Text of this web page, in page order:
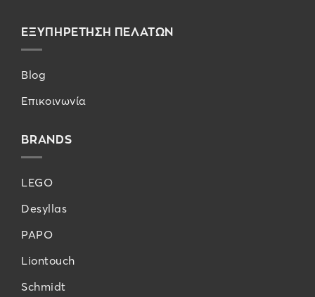
ΕΞΥΠΗΡΕΤΗΣΗ ΠΕΛΑΤΩΝ
Blog
Επικοινωνία
BRANDS
LEGO
Desyllas
PAPO
Liontouch
Schmidt